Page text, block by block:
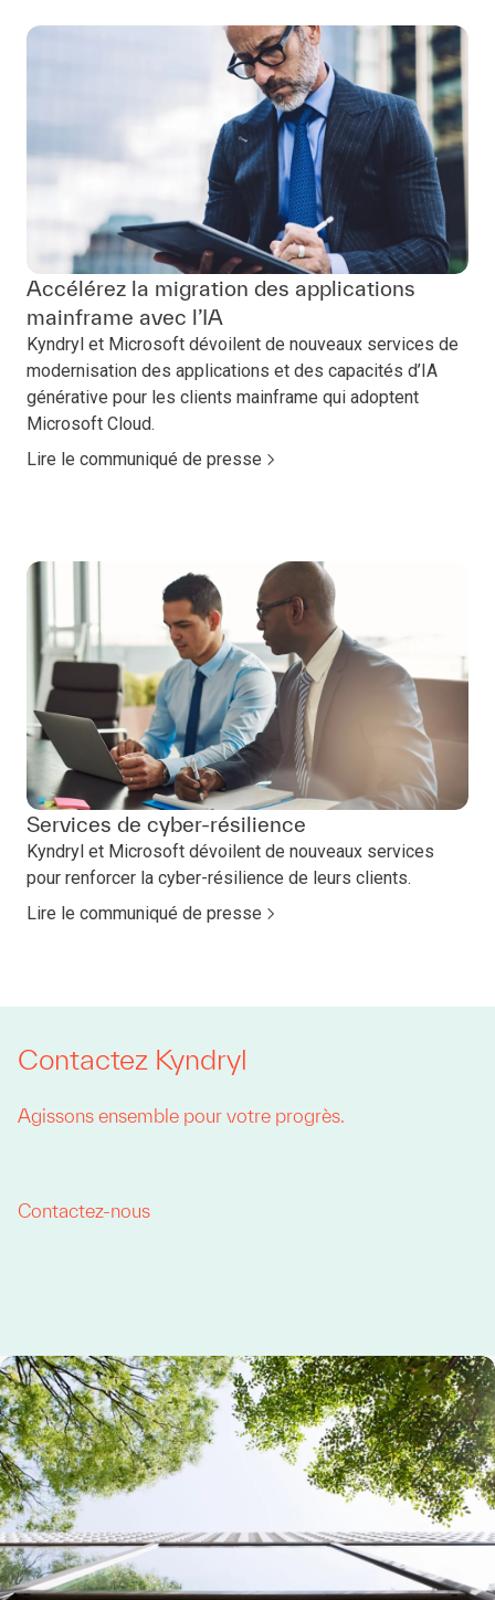
Accélérez la migration des applications
mainframe avec l’IA
Kyndryl et Microsoft dévoilent de nouveaux services de
modernisation des applications et des capacités d’IA
générative pour les clients mainframe qui adoptent
Microsoft Cloud.
Lire le communiqué de presse
Services de cyber-résilience
Kyndryl et Microsoft dévoilent de nouveaux services
pour renforcer la cyber-résilience de leurs clients.
Lire le communiqué de presse
Contactez Kyndryl
Agissons ensemble pour votre progrès.
Contactez-nous